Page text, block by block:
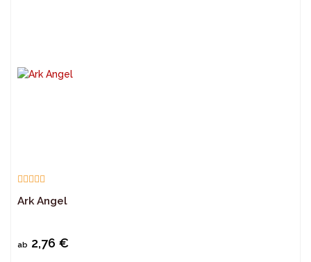
Ark Angel
ab 2,76 €